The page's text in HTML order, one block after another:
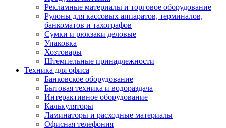
Рекламные материалы и торговое оборудование
Рулоны для кассовых аппаратов, терминалов,
банкоматов и тахографов
Сумки и рюкзаки деловые
Упаковка
Хозтовары
Штемпельные принадлежности
Техника для офиса
Банковское оборудование
Бытовая техника и водораздача
Интерактивное оборудование
Калькуляторы
Ламинаторы и расходные материалы
Офисная телефония